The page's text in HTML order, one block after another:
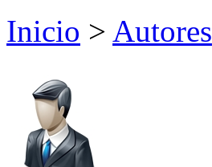
Inicio > Autores